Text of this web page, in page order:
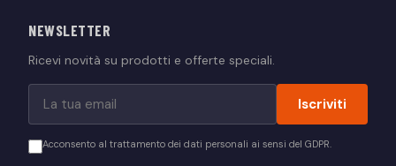
NEWSLETTER
Ricevi novità su prodotti e offerte speciali.
Iscriviti
Acconsento al trattamento dei dati personali ai sensi del GDPR.